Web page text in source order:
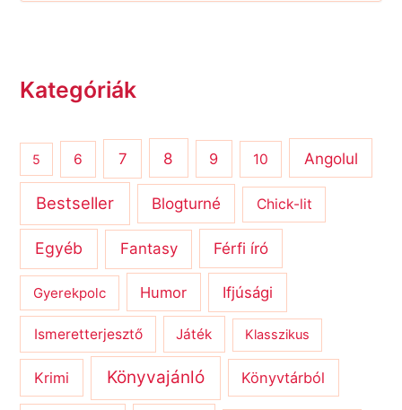
Kategóriák
5 6 7 8 9 10 Angolul
Bestseller Blogturné Chick-lit
Egyéb Fantasy Férfi író
Gyerekpolc Humor Ifjúsági
Ismeretterjesztő Játék Klasszikus
Krimi Könyvajánló Könyvtárból